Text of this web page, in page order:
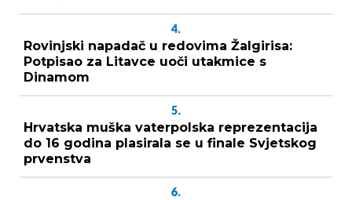
4.
Rovinjski napadač u redovima Žalgirisa:
Potpisao za Litavce uoči utakmice s
Dinamom
5.
Hrvatska muška vaterpolska reprezentacija
do 16 godina plasirala se u finale Svjetskog
prvenstva
6.